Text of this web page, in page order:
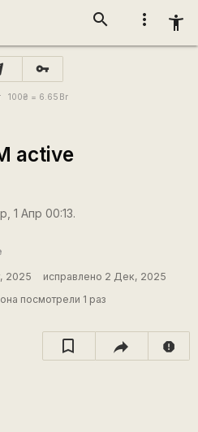
more_vert accessibility_new
search
vpn_key
100₴ = 6.65 Br
active
1 Апр 00:13.
2025
исправлено 2 Дек, 2025
посмотрели 1 раз
report